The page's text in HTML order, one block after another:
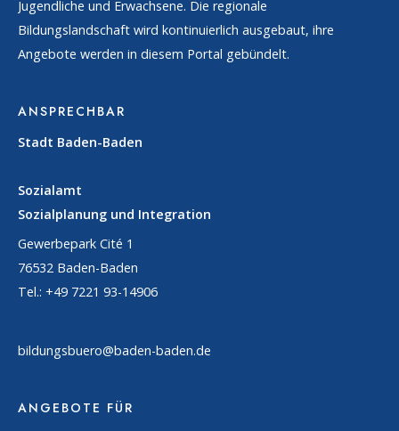
Jugendliche und Erwachsene. Die regionale
Bildungslandschaft wird kontinuierlich ausgebaut, ihre
Angebote werden in diesem Portal gebündelt.
ANSPRECHBAR
Stadt Baden-Baden
Sozialamt
Sozialplanung und Integration
Gewerbepark Cité 1
76532 Baden-Baden
Tel.: +49 7221 93-14906
bildungsbuero@baden-baden.de
ANGEBOTE FÜR